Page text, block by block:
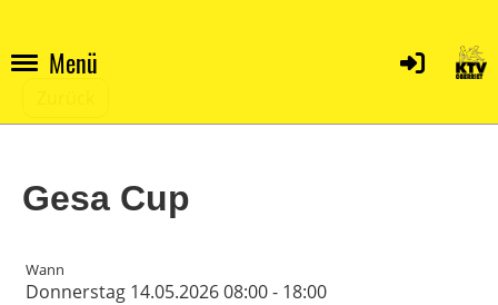
Menü
Gesa Cup
Wann
Donnerstag 14.05.2026 08:00 - 18:00